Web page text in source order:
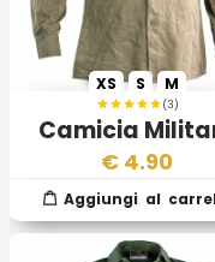
(3)
Camicia
Esercito
XS S M
€ 4.90